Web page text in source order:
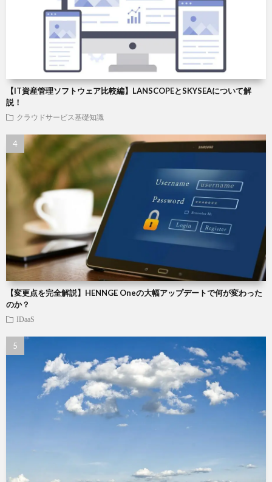
【IT資産管理ソフトウェア比較編】LANSCOPEとSKYSEAについて解
説！
クラウドサービス基礎知識
【変更点を完全解説】HENNGE Oneの大幅アップデートで何が変わった
のか？
IDaaS